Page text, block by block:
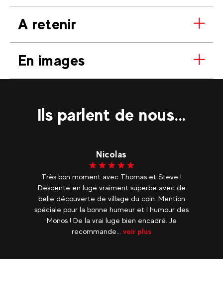
A retenir
En images
Ils parlent de nous...
Nicolas
Très bon moment avec Thomas et Steve !
Descente en luge vraiment superbe avec de
belle découverte de village du coin. Mention
spéciale pour la bonne humeur et l humour des
Monos ! De la vrai luge bien encadré. Je
recommande... voir plus